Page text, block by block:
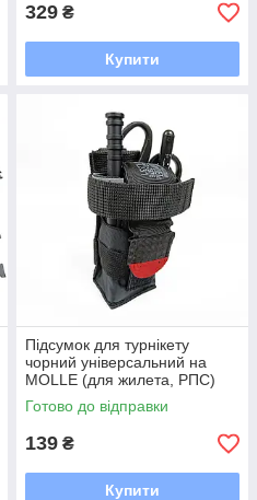
329 ₴
Купити
Підсумок для турнікету
чорний універсальний на
MOLLE (для жилета, РПС)
Готово до відправки
139 ₴
Купити